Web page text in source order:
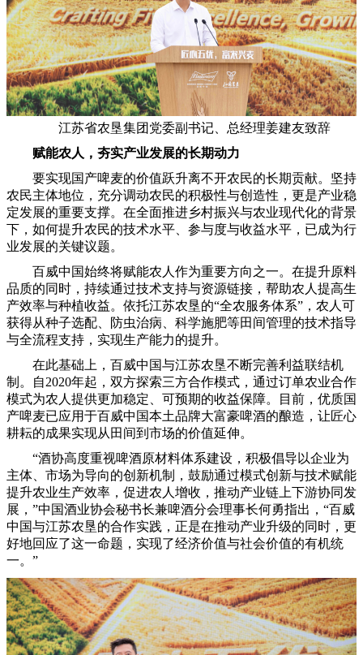
江苏省农垦集团党委副书记、总经理姜建友致辞
赋能农人 ， 夯实产业发展的长期动力
要实现国产啤麦的价值跃升离不开农民的长期贡献。坚持
农民主体地位，充分调动农民的积极性与创造性，更是产业稳
定发展的重要支撑。在全面推进乡村振兴与农业现代化的背景
下，如何提升农民的技术水平、参与度与收益水平，已成为行
业发展的关键议题。
百威中国始终将赋能农人作为重要方向之一。在提升原料
品质的同时，持续通过技术支持与资源链接，帮助农人提高生
产效率与种植收益。依托江苏农垦的“全农服务体系”，农人可
获得从种子选配、防虫治病、科学施肥等田间管理的技术指导
与全流程支持，实现生产能力的提升。
在此基础上，百威中国与江苏农垦不断完善利益联结机
制。自2020年起，双方探索三方合作模式，通过订单农业合作
模式为农人提供更加稳定、可预期的收益保障。目前，优质国
产啤麦已应用于百威中国本土品牌大富豪啤酒的酿造，让匠心
耕耘的成果实现从田间到市场的价值延伸。
“酒协高度重视啤酒原材料体系建设，积极倡导以企业为
主体、市场为导向的创新机制，鼓励通过模式创新与技术赋能
提升农业生产效率，促进农人增收，推动产业链上下游协同发
展，”中国酒业协会秘书长兼啤酒分会理事长何勇指出，“百威
中国与江苏农垦的合作实践，正是在推动产业升级的同时，更
好地回应了这一命题，实现了经济价值与社会价值的有机统
一。”